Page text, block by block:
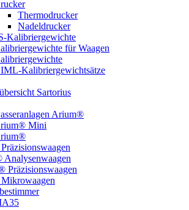
Thermodrucker
Nadeldrucker
Kalibriergewichte
für Waagen
Kalibriergewichtsätze
Sartorius
Arium®
Mini
Analysenwaagen
Präzisionswaagen